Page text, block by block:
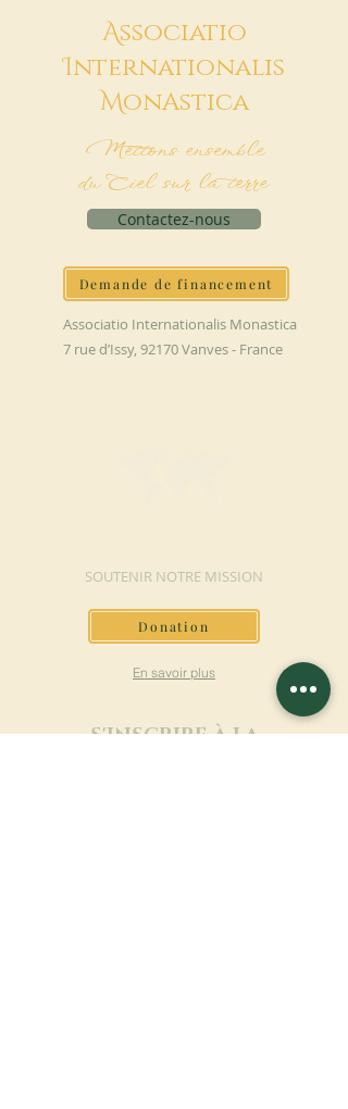
Associatio
Internationalis
MonAstica
Mettons ensemble
du Ciel sur la terre
Contactez-nous
Demande de financement
Associatio Internationalis Monastica
7 rue d’Issy, 92170 Vanves - France
SOUTENIR NOTRE MISSION
Donation
En savoir plus
S'INSCRIRE À LA